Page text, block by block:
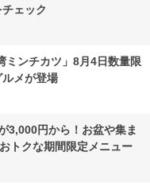
ェック
ミンチカツ」8月4日数量限
メが登場
3,000円から！お盆や集ま
トクな期間限定メニュー